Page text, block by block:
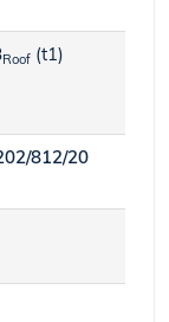
Roof (t1)
812/20